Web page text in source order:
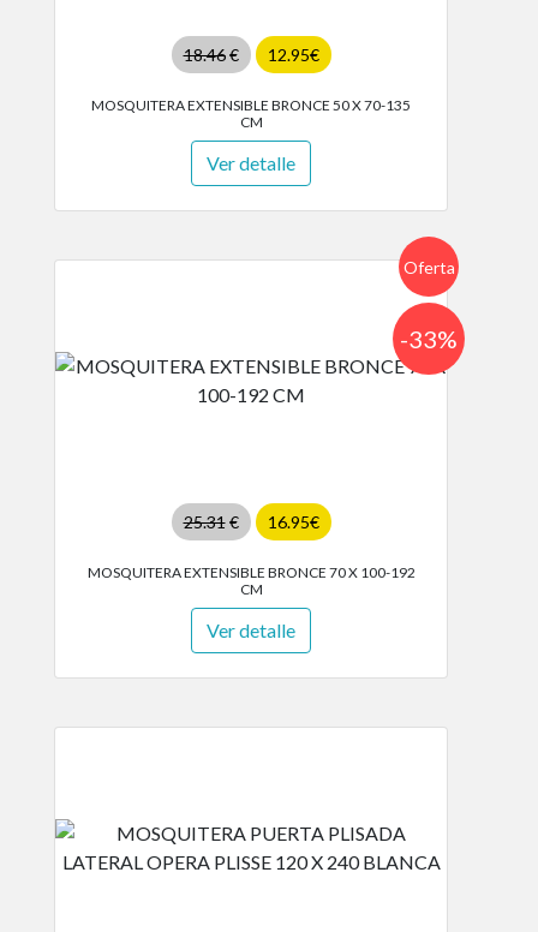
18.46€ 12.95€
MOSQUITERA EXTENSIBLE BRONCE 50 X 70-135
CM
Ver detalle
Oferta
25.31€ 16.95€
-33%
MOSQUITERA EXTENSIBLE BRONCE 70 X 100-192
CM
Ver detalle